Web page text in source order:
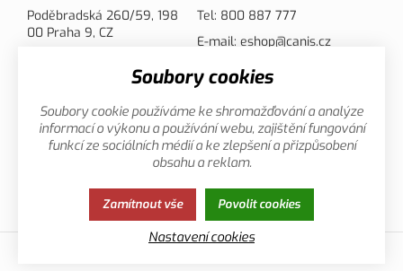
Poděbradská 260/59, 198
00 Praha 9, CZ
Tel: 800 887 777
E-mail: eshop@canis.cz
Možnosti platby
Zásady ochrany osobních údajů
Soubory cookies
Soubory cookie používáme ke shromažďování a analýze
informací o výkonu a používání webu, zajištění fungování
funkcí ze sociálních médií a ke zlepšení a přizpůsobení
obsahu a reklam.
Zamítnout vše Povolit cookies
Nastavení cookies